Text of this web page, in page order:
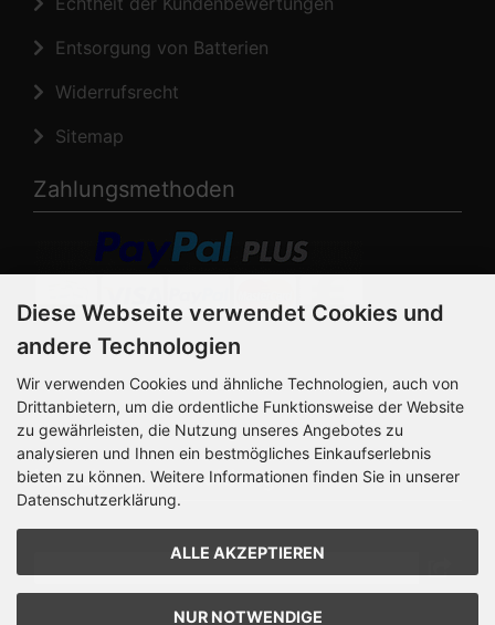
Entsorgung von Batterien
Widerrufsrecht
Sitemap
Zahlungsmethoden
Die Box kann unter
werden. Die Sprachvariablen befinden sich in der Datei
bootstrap4/lang/german/lang_german.custom.
Newsletter-Anmeldung
Der Newsletter kann jederzeit hier oder in Ihrem
Diese Webseite verwendet Cookies und
andere Technologien
Wir verwenden Cookies und ähnliche Technologien, auch von
Drittanbietern, um die ordentliche Funktionsweise der Website
zu gewährleisten, die Nutzung unseres Angebotes zu
analysieren und Ihnen ein bestmögliches Einkaufserlebnis
bieten zu können. Weitere Informationen finden Sie in unserer
Datenschutzerklärung.
ALLE AKZEPTIEREN
NUR NOTWENDIGE